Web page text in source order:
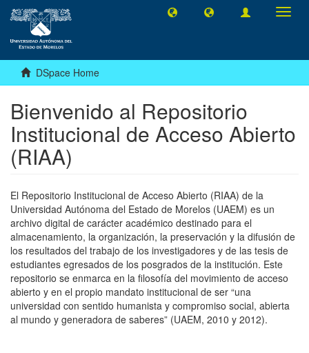
DSpace Home
Bienvenido al Repositorio
Institucional de Acceso Abierto
(RIAA)
El Repositorio Institucional de Acceso Abierto (RIAA) de la
Universidad Autónoma del Estado de Morelos (UAEM) es un
archivo digital de carácter académico destinado para el
almacenamiento, la organización, la preservación y la difusión de
los resultados del trabajo de los investigadores y de las tesis de
estudiantes egresados de los posgrados de la institución. Este
repositorio se enmarca en la filosofía del movimiento de acceso
abierto y en el propio mandato institucional de ser “una
universidad con sentido humanista y compromiso social, abierta
al mundo y generadora de saberes” (UAEM, 2010 y 2012).